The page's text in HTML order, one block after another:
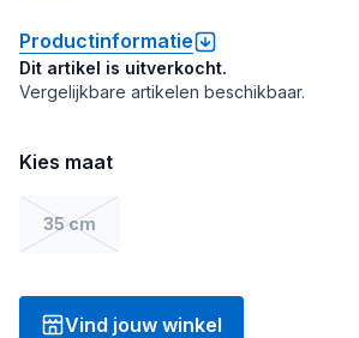
Productinformatie
Dit artikel is uitverkocht.
Vergelijkbare artikelen beschikbaar.
Kies maat
35 cm
Vind jouw winkel